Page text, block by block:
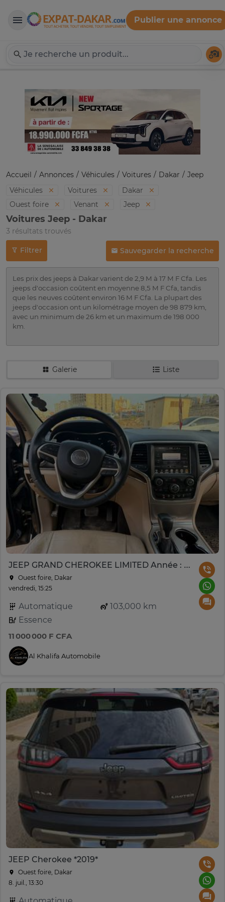
Expat-Dakar
Publier une annonce
Accueil Annonces Véhicules Voitures Dakar
Jeep
Véhicules
Voitures
Dakar
Ouest foire
Venant Jeep
Voitures Jeep - Dakar
3 résultats trouvés
Filtrer Sauvegarder la recherche
Les prix des jeeps à Dakar varient de 2,9 M à 17 M F Cfa. Les
jeeps d'occasion coûtent en moyenne 8,5 M F Cfa, tandis
que les neuves coûtent environ 16 M F Cfa. La plupart des
jeeps d'occasion ont un kilométrage moyen de 98 879 km,
avec un minimum de 26 km et un maximum de 198 000
km.
Galerie Liste
JEEP GRAND CHEROKEE LIMITED Année : 2017
Ouest foire, Dakar
vendredi, 15:25
Automatique
103,000 km
Essence
11 000 000 F CFA
Al Khalifa Automobile
JEEP Cherokee *2019*
Ouest foire, Dakar
8. juil., 13:30